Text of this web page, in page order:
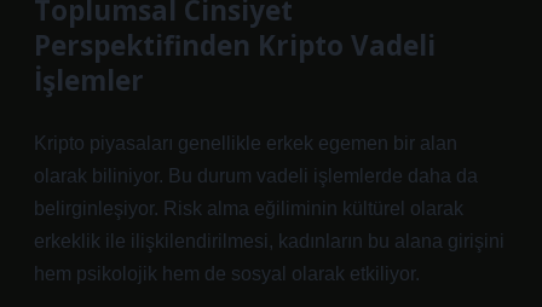
Toplumsal Cinsiyet
Perspektifinden Kripto Vadeli
İşlemler
Kripto piyasaları genellikle erkek egemen bir alan
olarak biliniyor. Bu durum vadeli işlemlerde daha da
belirginleşiyor. Risk alma eğiliminin kültürel olarak
erkeklik ile ilişkilendirilmesi, kadınların bu alana girişini
hem psikolojik hem de sosyal olarak etkiliyor.